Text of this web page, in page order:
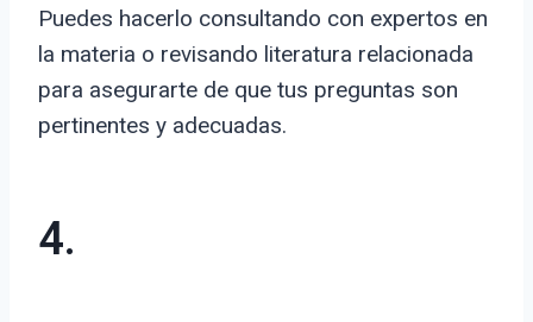
Puedes hacerlo consultando con expertos en
la materia o revisando literatura relacionada
para asegurarte de que tus preguntas son
pertinentes y adecuadas.
4.